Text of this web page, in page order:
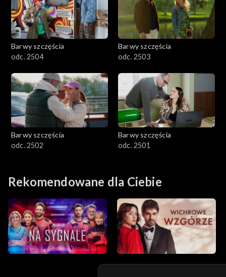
Barwy szczęścia
odc. 2504
Barwy szczęścia
odc. 2503
Barwy szczęścia
odc. 2502
Barwy szczęścia
odc. 2501
Rekomendowane dla Ciebie